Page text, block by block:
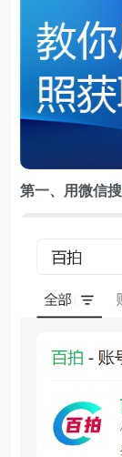
第一、用微信搜